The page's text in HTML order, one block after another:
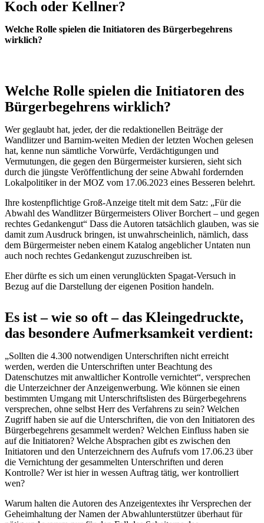
Koch oder Kellner?
Welche Rolle spielen die Initiatoren des Bürgerbegehrens
wirklich?
Welche Rolle spielen die Initiatoren des
Bürgerbegehrens wirklich?
Wer geglaubt hat, jeder, der die redaktionellen Beiträge der
Wandlitzer und Barnim-weiten Medien der letzten Wochen gelesen
hat, kenne nun sämtliche Vorwürfe, Verdächtigungen und
Vermutungen, die gegen den Bürgermeister kursieren, sieht sich
durch die jüngste Veröffentlichung der seine Abwahl fordernden
Lokalpolitiker in der MOZ vom 17.06.2023 eines Besseren belehrt.
Ihre kostenpflichtige Groß-Anzeige titelt mit dem Satz: „Für die
Abwahl des Wandlitzer Bürgermeisters Oliver Borchert – und gegen
rechtes Gedankengut“ Dass die Autoren tatsächlich glauben, was sie
damit zum Ausdruck bringen, ist unwahrscheinlich, nämlich, dass
dem Bürgermeister neben einem Katalog angeblicher Untaten nun
auch noch rechtes Gedankengut zuzuschreiben ist.
Eher dürfte es sich um einen verunglückten Spagat-Versuch in
Bezug auf die Darstellung der eigenen Position handeln.
Es ist – wie so oft – das Kleingedruckte,
das besondere Aufmerksamkeit verdient:
„Sollten die 4.300 notwendigen Unterschriften nicht erreicht
werden, werden die Unterschriften unter Beachtung des
Datenschutzes mit anwaltlicher Kontrolle vernichtet“, versprechen
die Unterzeichner der Anzeigenwerbung. Wie können sie einen
bestimmten Umgang mit Unterschriftslisten des Bürgerbegehrens
versprechen, ohne selbst Herr des Verfahrens zu sein? Welchen
Zugriff haben sie auf die Unterschriften, die von den Initiatoren des
Bürgerbegehrens gesammelt werden? Welchen Einfluss haben sie
auf die Initiatoren? Welche Absprachen gibt es zwischen den
Initiatoren und den Unterzeichnern des Aufrufs vom 17.06.23 über
die Vernichtung der gesammelten Unterschriften und deren
Kontrolle? Wer ist hier in wessen Auftrag tätig, wer kontrolliert
wen?
Warum halten die Autoren des Anzeigentextes ihr Versprechen der
Geheimhaltung der Namen der Abwahlunterstützer überhaut für